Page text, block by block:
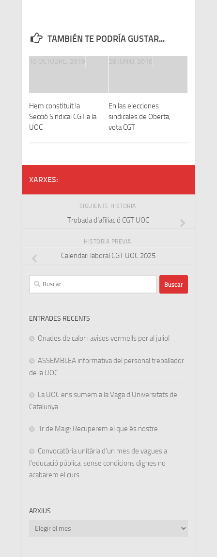
TAMBIÉN TE PODRÍA GUSTAR...
Hem constituit la
Secció Sindical CGT a la
UOC
10 OCTUBRE, 2019
En las elecciones
sindicales de Oberta,
vota CGT
28 JUNIO, 2016
XARXES:
SIGUIENTE HISTORIA
Trobada d’afiliació CGT UOC
HISTORIA PREVIA
Calendari laboral CGT UOC 2025
Buscar:
ENTRADES RECENTS
Onades de calor i avisos vermells per al juliol
ASSEMBLEA informativa del personal treballador
de la UOC
La UOC ens sumem a la Vaga d’Universitats de
Catalunya
1r de Maig: Recuperem el que és nostre
Convocatòria unitària d’un mes de vagues a
l’educació pública: sense condicions dignes no
acabarem el curs
ARXIUS
Arxius